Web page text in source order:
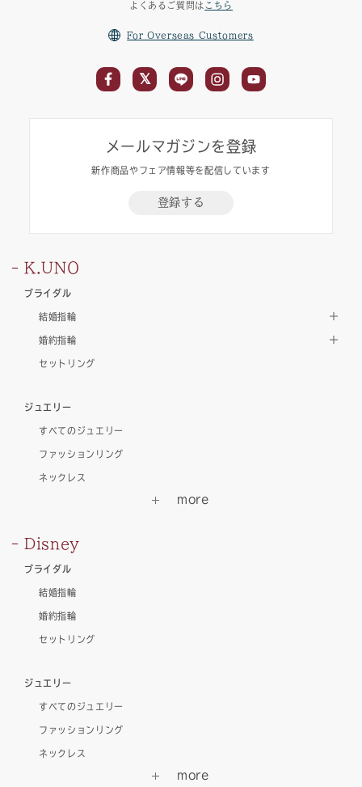
よくあるご質問は こちら
For Overseas Customers
メールマガジンを登録
新作商品やフェア情報等を配信しています
登録する
K.UNO
ブライダル
結婚指輪
婚約指輪
セットリング
ジュエリー
すべてのジュエリー
ファッションリング
ネックレス
Disney
ブライダル
結婚指輪
婚約指輪
セットリング
ジュエリー
すべてのジュエリー
ファッションリング
ネックレス